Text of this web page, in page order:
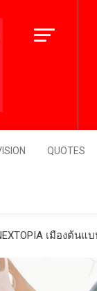
12 เมนูอา
ตั๋วเครื่องบิ
QUOTES
เมืองต้